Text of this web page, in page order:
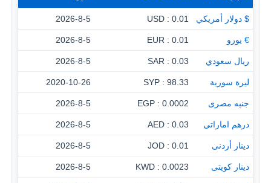
$ دولار أمريكي 0.01 : USD
2026-8-5
€ يورو 0.01 : EUR
2026-8-5
ريال سعودي 0.03 : SAR
2026-8-5
ليرة سورية 98.33 : SYP
2020-10-26
جنيه مصرى 0.0002 : EGP
2026-8-5
درهم اماراتى 0.03 : AED
2026-8-5
دينار أردنى 0.01 : JOD
2026-8-5
دينار كويتى 0.0023 : KWD
2026-8-5